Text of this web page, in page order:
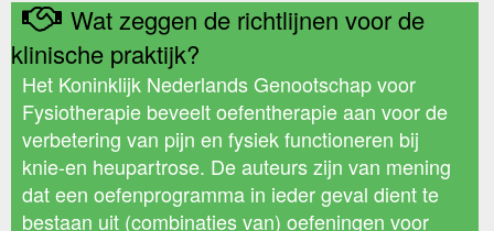
Wat zeggen de richtlijnen voor de
klinische praktijk?
Het Koninklijk Nederlands Genootschap voor
Fysiotherapie beveelt oefentherapie aan voor de
verbetering van pijn en fysiek functioneren bij
knie-en heupartrose. De auteurs zijn van mening
dat een oefenprogramma in ieder geval dient te
bestaan uit (combinaties van) oefeningen voor